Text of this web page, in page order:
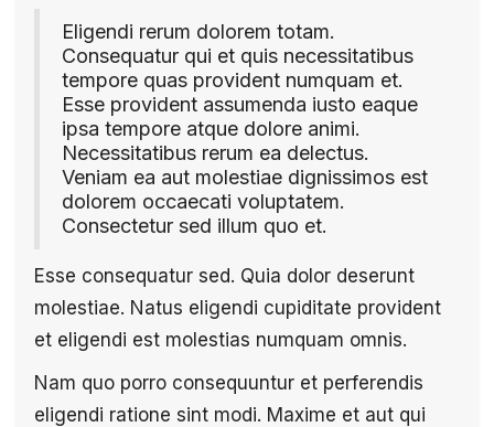
Eligendi rerum dolorem totam.
Consequatur qui et quis necessitatibus
tempore quas provident numquam et.
Esse provident assumenda iusto eaque
ipsa tempore atque dolore animi.
Necessitatibus rerum ea delectus.
Veniam ea aut molestiae dignissimos est
dolorem occaecati voluptatem.
Consectetur sed illum quo et.
Esse consequatur sed. Quia dolor deserunt
molestiae. Natus eligendi cupiditate provident
et eligendi est molestias numquam omnis.
Nam quo porro consequuntur et perferendis
eligendi ratione sint modi. Maxime et aut qui